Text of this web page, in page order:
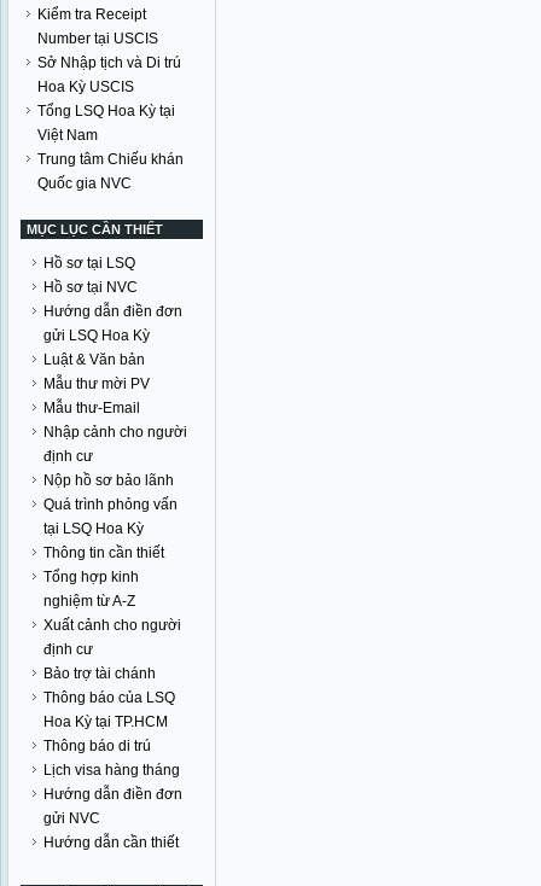
Kiểm tra Receipt
Number tại USCIS
Sở Nhập tịch và Di trú
Hoa Kỳ USCIS
Tổng LSQ Hoa Kỳ tại
Việt Nam
Trung tâm Chiếu khán
Quốc gia NVC
MỤC LỤC CẦN THIẾT
Hồ sơ tại LSQ
Hồ sơ tại NVC
Hướng dẫn điền đơn
gửi LSQ Hoa Kỳ
Luật & Văn bản
Mẫu thư mời PV
Mẫu thư-Email
Nhập cảnh cho người
định cư
Nộp hồ sơ bảo lãnh
Quá trình phỏng vấn
tại LSQ Hoa Kỳ
Thông tin cần thiết
Tổng hợp kinh
nghiệm từ A-Z
Xuất cảnh cho người
định cư
Bảo trợ tài chánh
Thông báo của LSQ
Hoa Kỳ tại TP.HCM
Thông báo di trú
Lịch visa hàng tháng
Hướng dẫn điền đơn
gửi NVC
Hướng dẫn cần thiết